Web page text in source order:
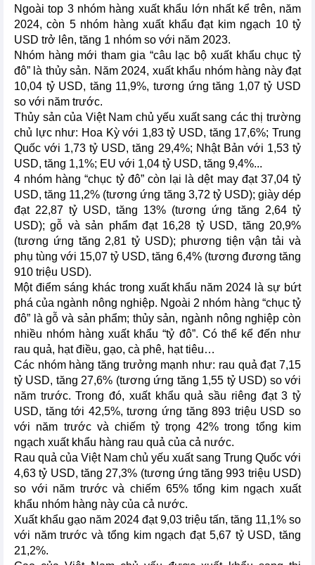
Ngoài top 3 nhóm hàng xuất khẩu lớn nhất kể trên, năm
2024, còn 5 nhóm hàng xuất khẩu đạt kim ngạch 10 tỷ
USD trở lên, tăng 1 nhóm so với năm 2023.
Nhóm hàng mới tham gia “câu lạc bộ xuất khẩu chục tỷ
đô” là thủy sản. Năm 2024, xuất khẩu nhóm hàng này đạt
10,04 tỷ USD, tăng 11,9%, tương ứng tăng 1,07 tỷ USD
so với năm trước.
Thủy sản của Việt Nam chủ yếu xuất sang các thị trường
chủ lực như: Hoa Kỳ với 1,83 tỷ USD, tăng 17,6%; Trung
Quốc với 1,73 tỷ USD, tăng 29,4%; Nhật Bản với 1,53 tỷ
USD, tăng 1,1%; EU với 1,04 tỷ USD, tăng 9,4%...
4 nhóm hàng “chục tỷ đô” còn lại là dệt may đạt 37,04 tỷ
USD, tăng 11,2% (tương ứng tăng 3,72 tỷ USD); giày dép
đạt 22,87 tỷ USD, tăng 13% (tương ứng tăng 2,64 tỷ
USD); gỗ và sản phẩm đạt 16,28 tỷ USD, tăng 20,9%
(tương ứng tăng 2,81 tỷ USD); phương tiện vận tải và
phụ tùng với 15,07 tỷ USD, tăng 6,4% (tương đương tăng
910 triệu USD).
Một điểm sáng khác trong xuất khẩu năm 2024 là sự bứt
phá của ngành nông nghiệp. Ngoài 2 nhóm hàng “chục tỷ
đô” là gỗ và sản phẩm; thủy sản, ngành nông nghiệp còn
nhiều nhóm hàng xuất khẩu “tỷ đô”. Có thể kể đến như
rau quả, hạt điều, gạo, cà phê, hạt tiêu…
Các nhóm hàng tăng trưởng mạnh như: rau quả đạt 7,15
tỷ USD, tăng 27,6% (tương ứng tăng 1,55 tỷ USD) so với
năm trước. Trong đó, xuất khẩu quả sầu riêng đạt 3 tỷ
USD, tăng tới 42,5%, tương ứng tăng 893 triệu USD so
với năm trước và chiếm tỷ trọng 42% trong tổng kim
ngạch xuất khẩu hàng rau quả của cả nước.
Rau quả của Việt Nam chủ yếu xuất sang Trung Quốc với
4,63 tỷ USD, tăng 27,3% (tương ứng tăng 993 triệu USD)
so với năm trước và chiếm 65% tổng kim ngạch xuất
khẩu nhóm hàng này của cả nước.
Xuất khẩu gạo năm 2024 đạt 9,03 triệu tấn, tăng 11,1% so
với năm trước và tổng kim ngạch đạt 5,67 tỷ USD, tăng
21,2%.